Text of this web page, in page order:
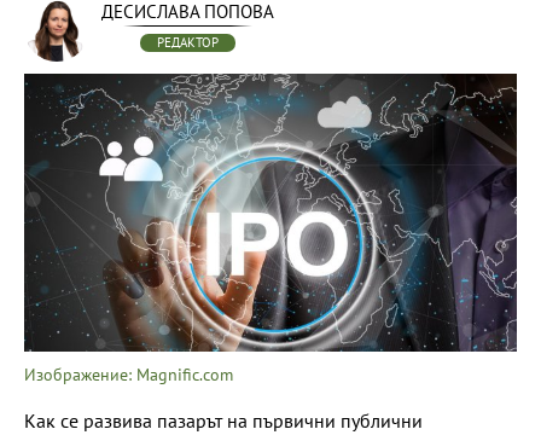
ДЕСИСЛАВА ПОПОВА
РЕДАКТОР
Изображение: Magnific.com
Как се развива пазарът на първични публични